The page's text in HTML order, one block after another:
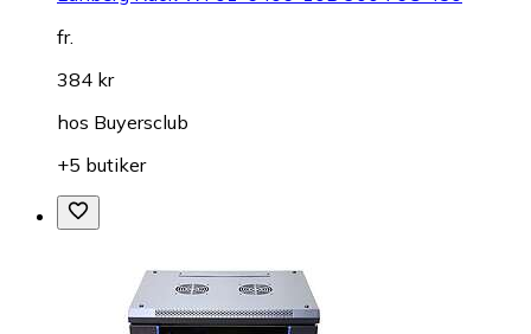
fr.
384 kr
hos Buyersclub
+5 butiker